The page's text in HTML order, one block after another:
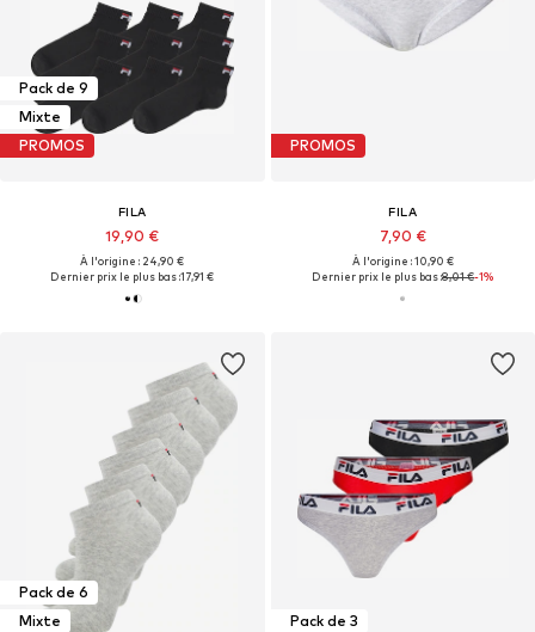
Pack de 9
Mixte
PROMOS
FILA
19,90 €
À l'origine : 24,90 €
Dernier prix le plus bas :17,91 €
PROMOS
FILA
7,90 €
À l'origine : 10,90 €
Dernier prix le plus bas :8,01 €-1%
Pack de 6
Mixte
Pack de 3